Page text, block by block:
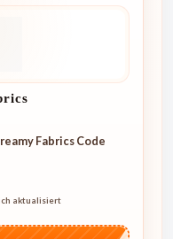
Fabrics Code
aktualisiert